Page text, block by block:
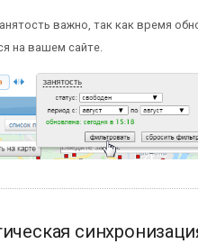
важно, так как время
на вашем сайте.